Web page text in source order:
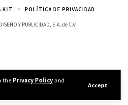
the Privacy Policyand
Accept
Y PUBLICIDAD, S.A. de C.V.
KIT POLÍTICA DE PRIVACIDAD